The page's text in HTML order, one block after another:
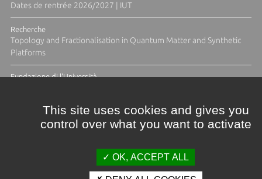
Dates de rentrée 2026/2027 | IUT
Recherche
Topology and Fractionalisation in Quantum Matter and Synthetic
Platforms
Fundazione di l'Università
This site uses cookies and gives you
control over what you want to activate
OK, ACCEPT ALL